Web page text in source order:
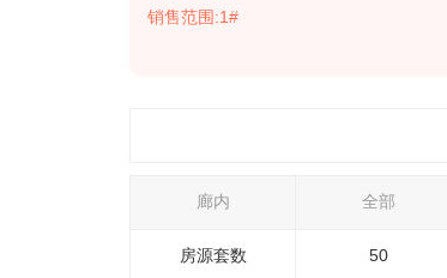
销售范围:1#
廊内 全部
房源套数 50